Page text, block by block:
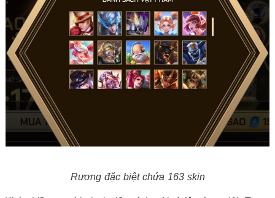
Rương đặc biệt chứa 163 skin